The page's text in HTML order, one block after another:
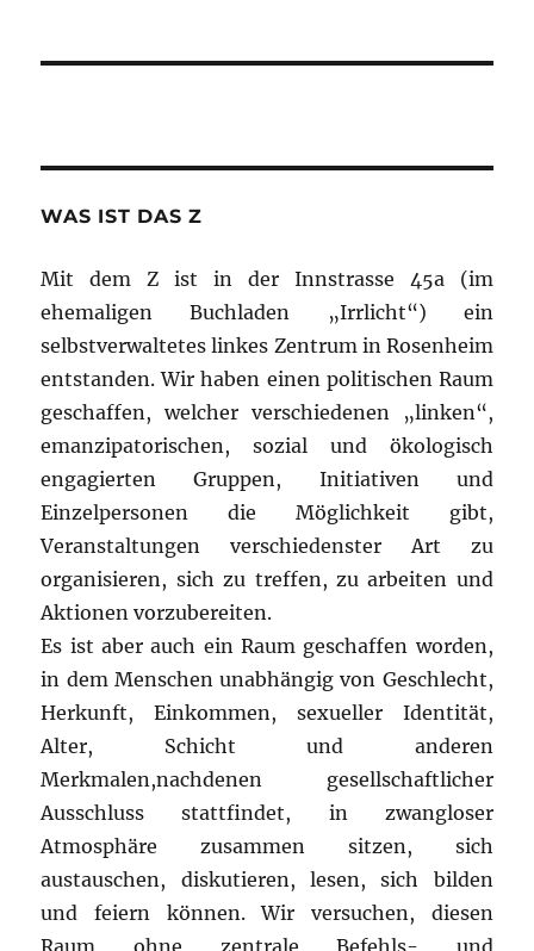
WAS IST DAS Z
Mit dem Z ist in der Innstrasse 45a (im
ehemaligen Buchladen „Irrlicht“) ein
selbstverwaltetes linkes Zentrum in Rosenheim
entstanden. Wir haben einen politischen Raum
geschaffen, welcher verschiedenen „linken“,
emanzipatorischen, sozial und ökologisch
engagierten Gruppen, Initiativen und
Einzelpersonen die Möglichkeit gibt,
Veranstaltungen verschiedenster Art zu
organisieren, sich zu treffen, zu arbeiten und
Aktionen vorzubereiten.
Es ist aber auch ein Raum geschaffen worden,
in dem Menschen unabhängig von Geschlecht,
Herkunft, Einkommen, sexueller Identität,
Alter, Schicht und anderen
Merkmalen,nachdenen gesellschaftlicher
Ausschluss stattfindet, in zwangloser
Atmosphäre zusammen sitzen, sich
austauschen, diskutieren, lesen, sich bilden
und feiern können. Wir versuchen, diesen